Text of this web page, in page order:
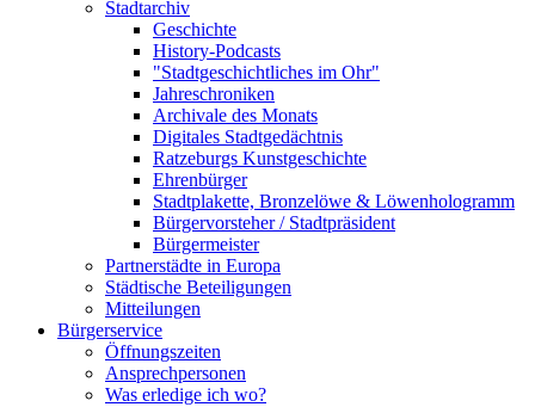
Stadtarchiv
Geschichte
History-Podcasts
"Stadtgeschichtliches im Ohr"
Jahreschroniken
Archivale des Monats
Digitales Stadtgedächtnis
Ratzeburgs Kunstgeschichte
Ehrenbürger
Stadtplakette, Bronzelöwe & Löwenhologramm
Bürgervorsteher / Stadtpräsident
Bürgermeister
Partnerstädte in Europa
Städtische Beteiligungen
Mitteilungen
Bürgerservice
Öffnungszeiten
Ansprechpersonen
Was erledige ich wo?